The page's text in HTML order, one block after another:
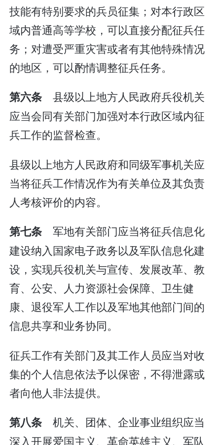
技能有特别要求的兵员征集；对本行政区
域内普通高等学校，可以直接分配征兵任
务；对遭受严重灾害或者有其他特殊情况
的地区，可以酌情调整征兵任务。
第六条 县级以上地方人民政府兵役机关
应当会同有关部门加强对本行政区域内征
兵工作的监督检查。
县级以上地方人民政府和同级军事机关应
当将征兵工作情况作为有关单位及其负责
人考核评价的内容。
第七条 军地有关部门应当将征兵信息化
建设纳入国家电子政务以及军队信息化建
设，实现兵役机关与宣传、发展改革、教
育、公安、人力资源社会保障、卫生健
康、退役军人工作以及军地其他部门间的
信息共享和业务协同。
征兵工作有关部门及其工作人员应当对收
集的个人信息依法予以保密，不得泄露或
者向他人非法提供。
第八条 机关、团体、企业事业组织应当
深入开展爱国主义、革命英雄主义、军队